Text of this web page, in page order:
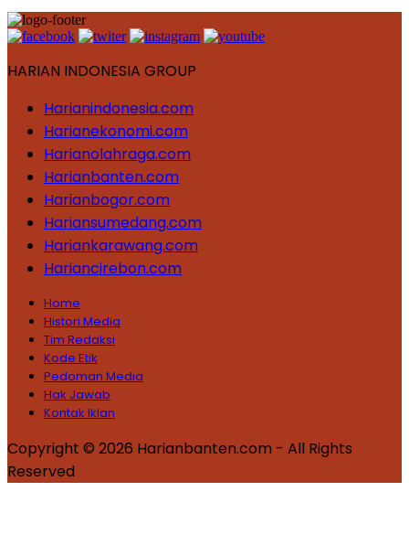
HARIAN INDONESIA GROUP
Harianindonesia.com
Harianekonomi.com
Harianolahraga.com
Harianbanten.com
Harianbogor.com
Hariansumedang.com
Hariankarawang.com
Hariancirebon.com
Home
Histori Media
Tim Redaksi
Kode Etik
Pedoman Media
Hak Jawab
Kontak Iklan
Copyright © 2026 Harianbanten.com - All Rights
Reserved